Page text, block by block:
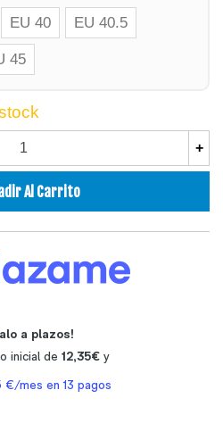
EU 40 EU 40.5
45
+
Al Carrito